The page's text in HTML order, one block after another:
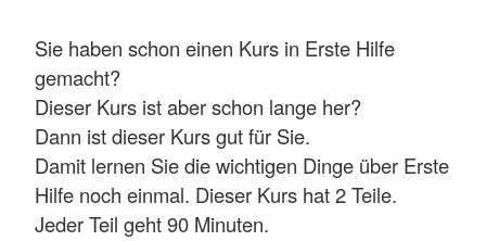
Sie haben schon einen Kurs in Erste Hilfe
gemacht?
Dieser Kurs ist aber schon lange her?
Dann ist dieser Kurs gut für Sie.
Damit lernen Sie die wichtigen Dinge über Erste
Hilfe noch einmal. Dieser Kurs hat 2 Teile.
Jeder Teil geht 90 Minuten.